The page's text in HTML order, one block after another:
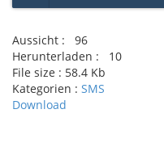
Play /
Aussicht :
96
Herunterladen :
10
File size : 58.4 Kb
Kategorien : SMS
Download